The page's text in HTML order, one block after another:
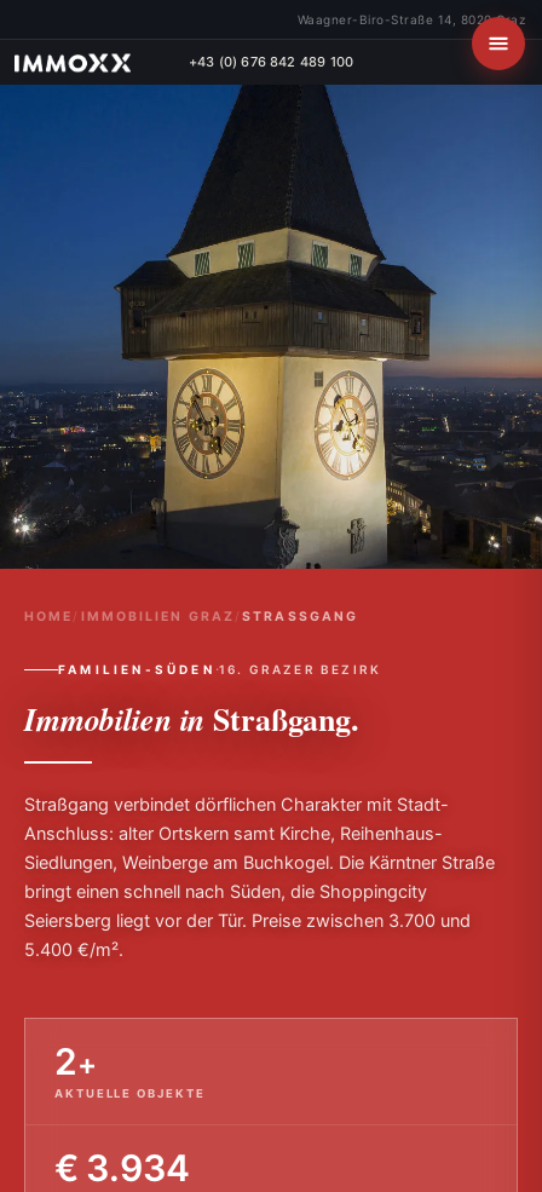
Waagner-Biro-Straße 14, 8020 Graz
+43 (0) 676 842 489 100
HOME / IMMOBILIEN GRAZ /STRASSGANG
FAMILIEN-SÜDEN ·16. GRAZER BEZIRK
Immobilien in Straßgang.
Straßgang verbindet dörflichen Charakter mit Stadt-
Anschluss: alter Ortskern samt Kirche, Reihenhaus-
Siedlungen, Weinberge am Buchkogel. Die Kärntner Straße
bringt einen schnell nach Süden, die Shoppingcity
Seiersberg liegt vor der Tür. Preise zwischen 3.700 und
5.400 €/m².
2+
AKTUELLE OBJEKTE
€ 3.934